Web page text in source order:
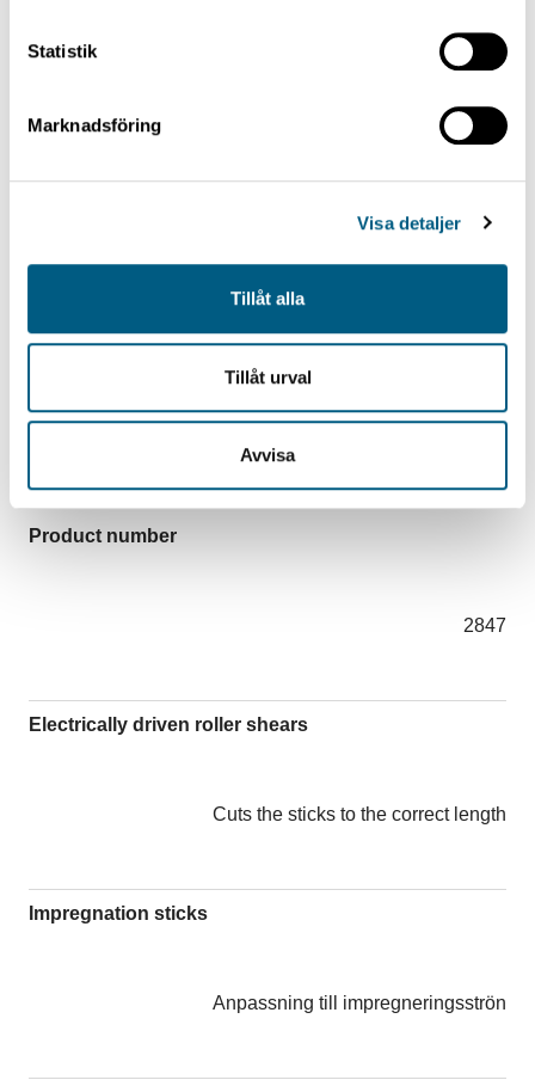
Statistik
Marknadsföring
Visa detaljer
Tillåt alla
Tillåt urval
Avvisa
Laying / layer holder
Product number
2847
Electrically driven roller shears
Cuts the sticks to the correct length
Impregnation sticks
Anpassning till impregneringsströn